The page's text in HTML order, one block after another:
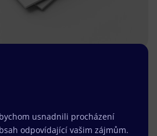
usnadnili procházení
odpovídající vašim zájmům.